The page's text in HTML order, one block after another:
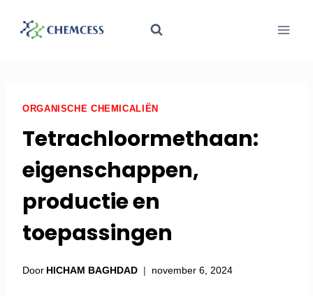
ORGANISCHE CHEMICALIËN
Tetrachloormethaan:
eigenschappen,
productie en
toepassingen
Door HICHAM BAGHDAD november 6, 2024